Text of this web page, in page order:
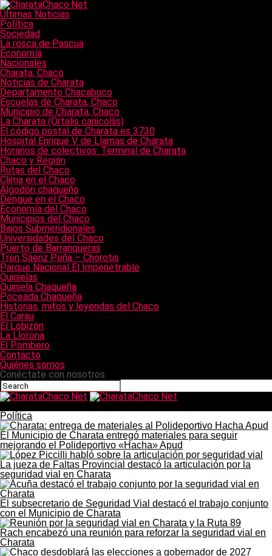
Últimas Noticias
Política
Sociedad
La rosca de Pascua
Economía
Nacionales
Charata, Chaco
Noticias de Charata
Departamento Chacabuco
Escuelas de Charata, Chaco
Municipio de Charata, Chaco
La Charata (Ortalis canicollis)
El código postal de Charata es 3730
Hospital Enrique V. de Llamas de Charata
Horarios de colectivos: Terminal de Charata
Chaco y Región
Rutas del Chaco
Clima en el Chaco
Algodón chaqueño
Dengue en el Chaco
Economía del Chaco
Municipios del Chaco
Bajos Submeridionales
Universidades del Chaco
Puerto de Barranqueras
Tren Sáenz Peña – Chorotis
Parque Nacional El Impenetrable
Quinielas
Quiniela Chaqueña
Poceada Chaqueña
Historias, mitos y leyendas del Chaco
El Carau
El Lobizón
La Llorona
El Pombero
Contacto
Quiénes somos
Conéctate con nosotros
Política
El Municipio de Charata entregó materiales para seguir
mejorando el Polideportivo «Hacha» Apud
La jueza de Faltas Provincial destacó la articulación por la
seguridad vial en Charata
El subsecretario de Seguridad Vial destacó el trabajo conjunto
con el Municipio de Charata
Rach encabezó una reunión para reforzar la seguridad vial en
Charata